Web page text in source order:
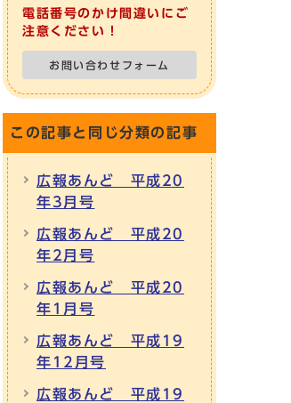
電話番号のかけ間違いにご
注意ください！
お問い合わせフォーム
この記事と同じ分類の記事
広報あんど 平成20
年3月号
広報あんど 平成20
年2月号
広報あんど 平成20
年1月号
広報あんど 平成19
年12月号
広報あんど 平成19